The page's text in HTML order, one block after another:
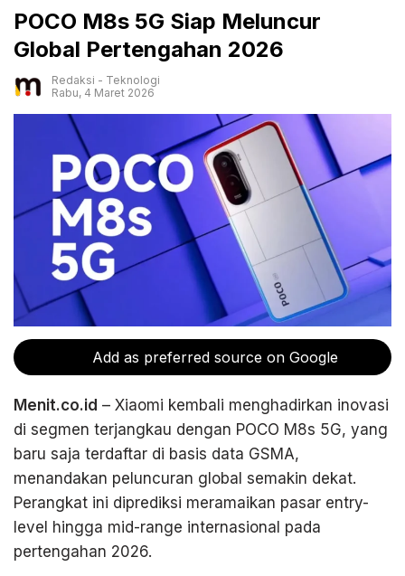
POCO M8s 5G Siap Meluncur
Global Pertengahan 2026
Redaksi - Teknologi
Rabu, 4 Maret 2026
Add as preferred source on Google
Menit.co.id – Xiaomi kembali menghadirkan inovasi
di segmen terjangkau dengan POCO M8s 5G, yang
baru saja terdaftar di basis data GSMA,
menandakan peluncuran global semakin dekat.
Perangkat ini diprediksi meramaikan pasar entry-
level hingga mid-range internasional pada
pertengahan 2026.